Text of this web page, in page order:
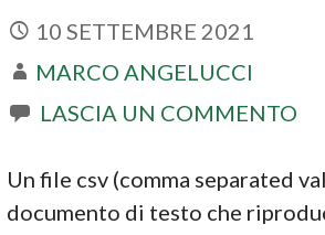
10 SETTEMBRE 2021
MARCO ANGELUCCI
LASCIA UN COMMENTO
Un file csv (comma separated
documento di testo che